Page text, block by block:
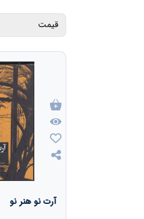
آرت نو هنر نو